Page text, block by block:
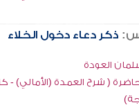
ذكر دعاء دخول الخلاء
العودة
( شرح العمدة (الأمالي) -